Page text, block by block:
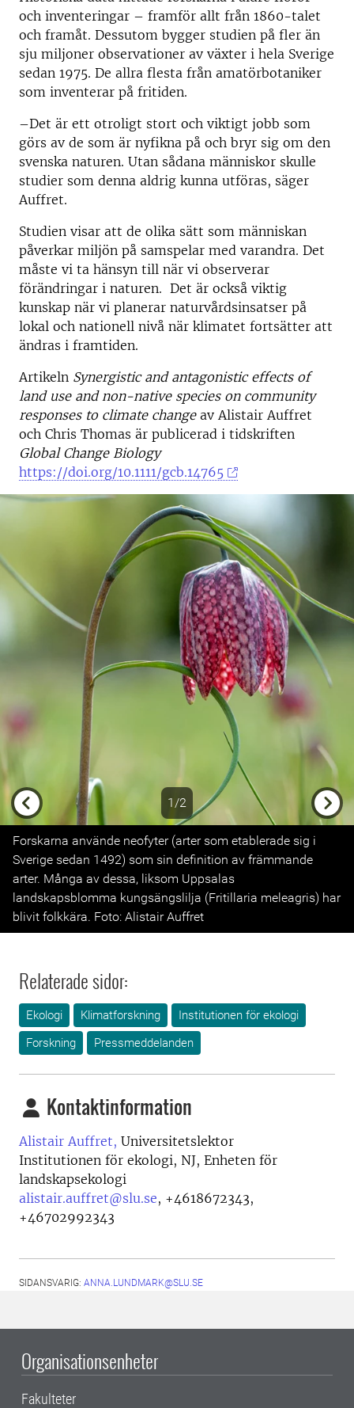
och inventeringar – framför allt från 1860-talet
och framåt. Dessutom bygger studien på fler än
sju miljoner observationer av växter i hela Sverige
sedan 1975. De allra flesta från amatörbotaniker
som inventerar på fritiden.
–Det är ett otroligt stort och viktigt jobb som
görs av de som är nyfikna på och bryr sig om den
svenska naturen. Utan sådana människor skulle
studier som denna aldrig kunna utföras, säger
Auffret.
Studien visar att de olika sätt som människan
påverkar miljön på samspelar med varandra. Det
måste vi ta hänsyn till när vi observerar
förändringar i naturen. Det är också viktig
kunskap när vi planerar naturvårdsinsatser på
lokal och nationell nivå när klimatet fortsätter att
ändras i framtiden.
Artikeln Synergistic and antagonistic effects of
land use and non-native species on community
responses to climate change av Alistair Auffret
och Chris Thomas är publicerad i tidskriften
Global Change Biology
https://doi.org/10.1111/gcb.14765
1/2
Previous
Forskarna använde neofyter (arter som etablerade sig i
Sverige sedan 1492) som sin definition av främmande
arter. Många av dessa, liksom Uppsalas
landskapsblomma kungsängslilja (Fritillaria meleagris) har
blivit folkkära. Foto: Alistair Auffret
Relaterade sidor:
Ekologi Klimatforskning
Institutionen för ekologi
Forskning
Pressmeddelanden
Kontaktinformation
Alistair Auffret, Universitetslektor
Institutionen för ekologi, NJ, Enheten för
landskapsekologi
alistair.auffret@slu.se, +4618672343,
+46702992343
SIDANSVARIG: ANNA.LUNDMARK@SLU.SE
Organisationsenheter
Fakulteter